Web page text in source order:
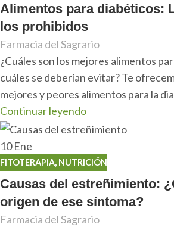
Alimentos para diabéticos:
los prohibidos
Farmacia del Sagrario
¿Cuáles son los mejores alimentos
cuáles se deberían evitar? Te
mejores y peores alimentos para la
Continuar leyendo
10Ene
FITOTERAPIA, NUTRICIÓN
Causas del estreñimiento:
origen de ese síntoma?
Farmacia del Sagrario